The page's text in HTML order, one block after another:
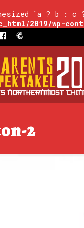
`a ? b
2019/wp-
2